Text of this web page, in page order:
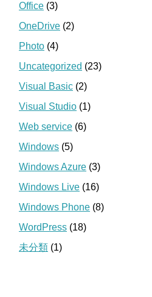
Office (3)
OneDrive (2)
Photo (4)
Uncategorized (23)
Visual Basic (2)
Visual Studio (1)
Web service (6)
Windows (5)
Windows Azure (3)
Windows Live (16)
Windows Phone (8)
WordPress (18)
未分類 (1)